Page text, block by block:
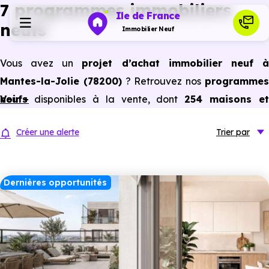
Ile de France
Immobilier Neuf
Programmes neufs
Actualités
Ressources
Financer
7 programmes immobiliers
neufs
Vous avez un projet d’achat immobilier neuf à
Mantes-la-Jolie (78200)? Retrouvez nos programmes
neufsdisponibles à la vente, dont 254 maisons et
prix promoteuret
à Mantes-la-Jolie (78200)
, vous pouvez aussi bénéficier
des avantages du neuf :PTZ, TVA réduitedans certains
cas, frais de notaire réduits, bonnes performances
énergétiques, garanties constructeur, etc.
Voir +
Créer une alerte Trier par
Dernières opportunités